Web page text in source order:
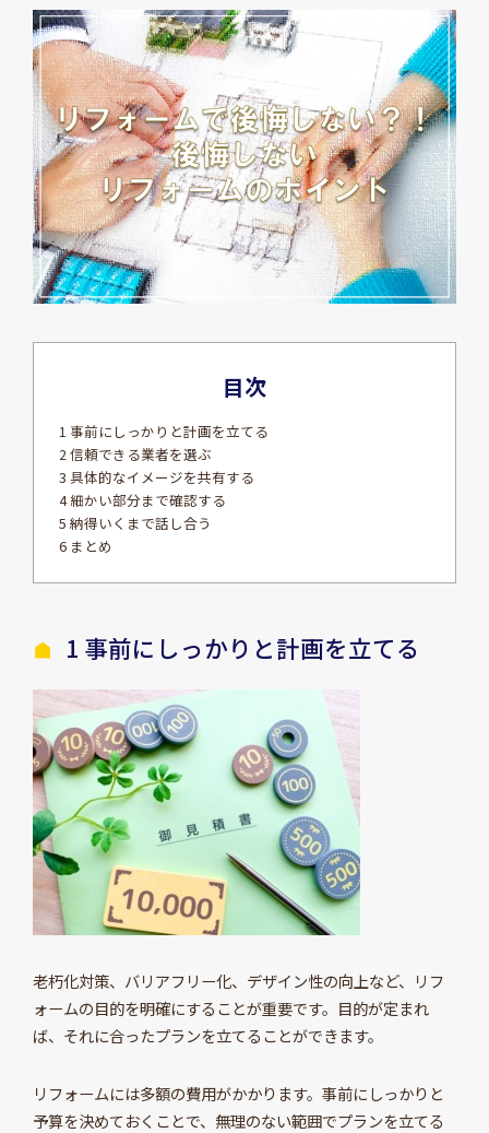
目次
1 事前にしっかりと計画を立てる
2 信頼できる業者を選ぶ
3 具体的なイメージを共有する
4 細かい部分まで確認する
5 納得いくまで話し合う
6 まとめ
1 事前にしっかりと計画を立てる
老朽化対策、バリアフリー化、デザイン性の向上など、リフ
ォームの目的を明確にすることが重要です。目的が定まれ
ば、それに合ったプランを立てることができます。
リフォームには多額の費用がかかります。事前にしっかりと
予算を決めておくことで、無理のない範囲でプランを立てる